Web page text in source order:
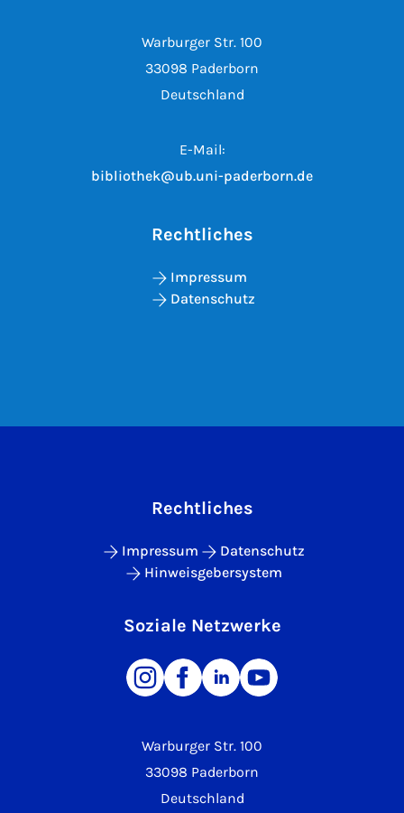
Warburger Str. 100
33098 Paderborn
Deutschland
E-Mail:
bibliothek@ub.uni-paderborn.de
Rechtliches
Impressum
Datenschutz
Warburger Str. 100
33098 Paderborn
Deutschland
Rechtliches
Impressum
Datenschutz
Hinweisgebersystem
Soziale Netzwerke